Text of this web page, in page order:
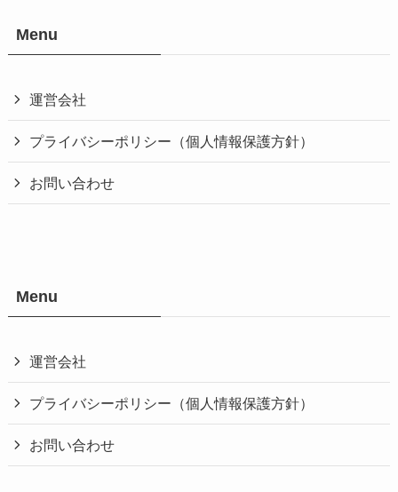
Menu
運営会社
プライバシーポリシー（個人情報保護方針）
お問い合わせ
Menu
運営会社
プライバシーポリシー（個人情報保護方針）
お問い合わせ